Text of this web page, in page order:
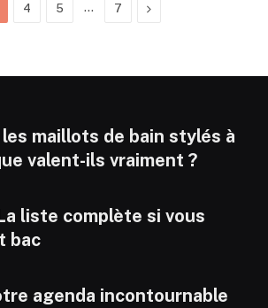
4 5 … 7 Next
maillots de bain stylés à
valent-ils vraiment ?
liste complète si vous
bac
agenda incontournable